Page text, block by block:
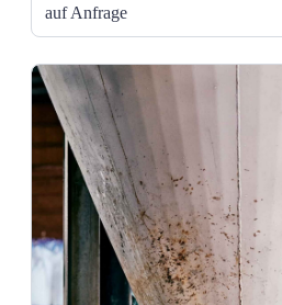
auf Anfrage